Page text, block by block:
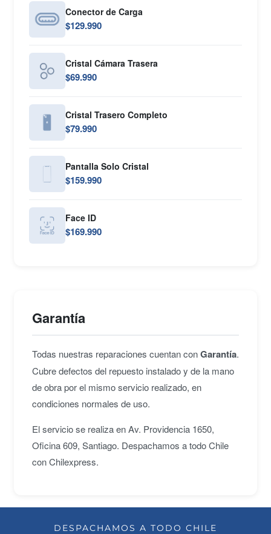
Conector de Carga
$129.990
Cristal Cámara Trasera
$69.990
Cristal Trasero Completo
$79.990
Pantalla Solo Cristal
$159.990
Face ID
$169.990
Garantía
Todas nuestras reparaciones cuentan conGarantía.
Cubre defectos del repuesto instalado y de la mano
de obra por el mismo servicio realizado, en
condiciones normales de uso.
El servicio se realiza en Av. Providencia 1650,
Oficina 609, Santiago. Despachamos a todo Chile
con Chilexpress.
DESPACHAMOS A TODO CHILE